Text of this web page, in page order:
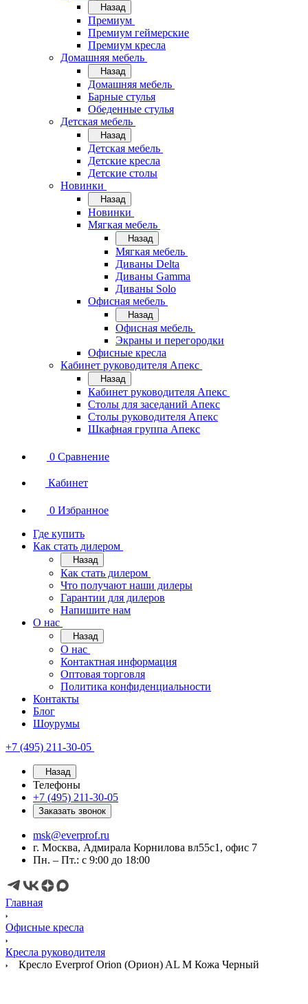
Назад
Премиум
Премиум геймерские
Премиум кресла
Домашняя мебель
Назад
Домашняя мебель
Барные стулья
Обеденные стулья
Детская мебель
Назад
Детская мебель
Детские кресла
Детские столы
Новинки
Назад
Новинки
Мягкая мебель
Назад
Мягкая мебель
Диваны Delta
Диваны Gamma
Диваны Solo
Офисная мебель
Назад
Офисная мебель
Экраны и перегородки
Офисные кресла
Кабинет руководителя Апекс
Назад
Кабинет руководителя Апекс
Столы для заседаний Апекс
Столы руководителя Апекс
Шкафная группа Апекс
0 Сравнение
Кабинет
0 Избранное
Где купить
Как стать дилером
Назад
Как стать дилером
Что получают наши дилеры
Гарантии для дилеров
Напишите нам
О нас
Назад
О нас
Контактная информация
Оптовая торговля
Политика конфиденциальности
Контакты
Блог
Шоурумы
+7 (495) 211-30-05
Назад
Телефоны
+7 (495) 211-30-05
Заказать звонок
msk@everprof.ru
г. Москва, Адмирала Корнилова вл55с1, офис 7
Пн. – Пт.: с 9:00 до 18:00
Главная
Офисные кресла
Кресла руководителя
Кресло Everprof Orion (Орион) AL M Кожа Черный